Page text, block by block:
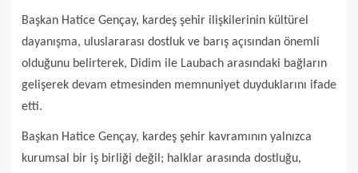
Başkan Hatice Gençay, kardeş şehir ilişkilerinin kültürel
dayanışma, uluslararası dostluk ve barış açısından önemli
olduğunu belirterek, Didim ile Laubach arasındaki bağların
gelişerek devam etmesinden memnuniyet duyduklarını ifade
etti.
Başkan Hatice Gençay, kardeş şehir kavramının yalnızca
kurumsal bir iş birliği değil; halklar arasında dostluğu,